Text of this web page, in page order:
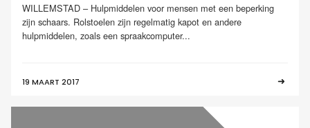
WILLEMSTAD – Hulpmiddelen voor mensen met een beperking
zijn schaars. Rolstoelen zijn regelmatig kapot en andere
hulpmiddelen, zoals een spraakcomputer...
19 MAART 2017